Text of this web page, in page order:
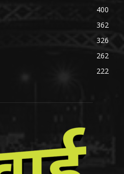
400
362
326
262
222